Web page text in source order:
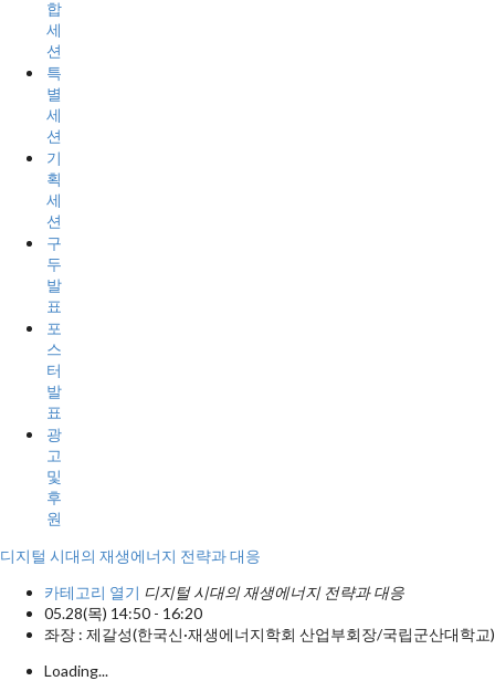
합
세
션
특
별
세
션
기
획
세
션
구
두
발
표
포
스
터
발
표
광
고
및
후
원
디지털 시대의 재생에너지 전략과 대응
카테고리 열기 디지털 시대의 재생에너지 전략과 대응
05.28(목) 14:50 - 16:20
좌장 : 제갈성(한국신·재생에너지학회 산업부회장/국립군산대학교)
Loading...